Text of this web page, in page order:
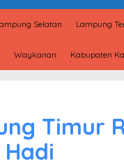
Selatan Lampung
Waykanan Kabupaten
Timur